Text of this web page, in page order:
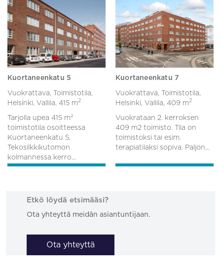
Kuortaneenkatu 5
Vuokrattava, Toimistotila,
Helsinki, Vallila, 415 m2
Tarjolla upea 415 m²
toimistotila osoitteessa
Kuortaneenkatu 5,
Tekosilkkikutomon
kolmannessa kerro...
Kuortaneenkatu 7
Vuokrattava, Toimistotila,
Helsinki, Vallila, 409 m2
Vuokrataan 2. kerroksen
409 m2 toimisto. Tila on
toimistoksi tai esim.
terapiatilaksi sopiva. Paljon...
Etkö löydä etsimääsi?
Ota yhteyttä meidän asiantuntijaan.
Ota yhteyttä